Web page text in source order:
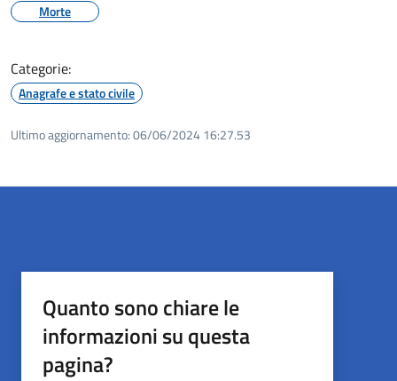
Morte
Categorie:
Anagrafe e stato civile
Ultimo aggiornamento:06/06/2024 16:27.53
Quanto sono chiare le
informazioni su questa
pagina?